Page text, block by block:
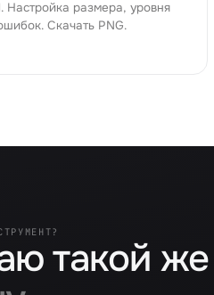
Настройка размера, уровня
Скачать PNG.
такой